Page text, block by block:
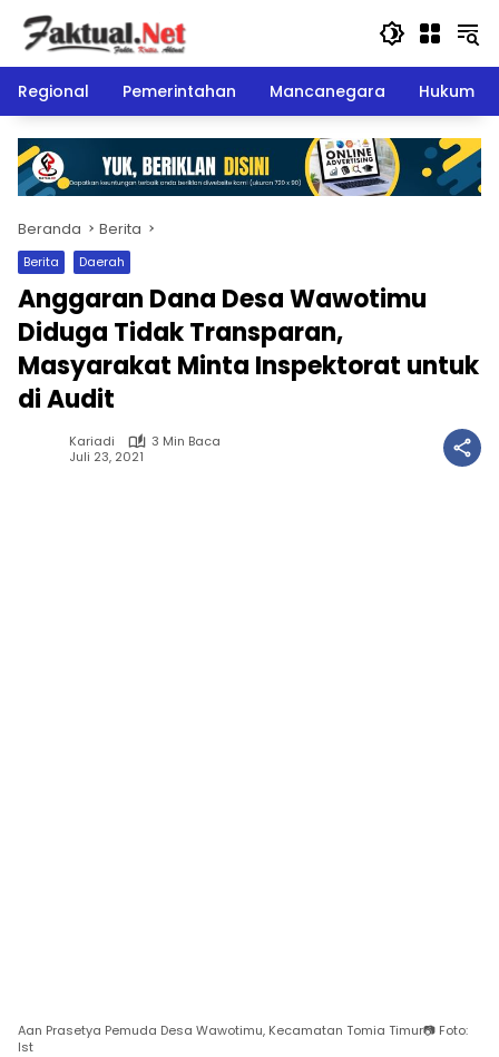
Langsung
konten
Regional
Pemerintahan Mancanegara Hukum
Beranda Berita
Berita Daerah
Anggaran Dana Desa Wawotimu
Diduga Tidak Transparan,
Masyarakat Minta Inspektorat untuk
di Audit
Kariadi
3 Min Baca
Juli 23, 2021
Aan Prasetya Pemuda Desa Wawotimu, Kecamatan Tomia Timur📷 Foto:
Ist